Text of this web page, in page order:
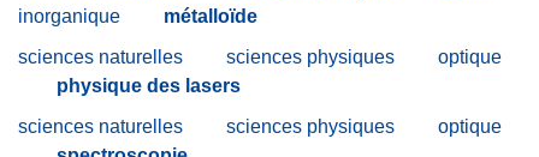
inorganique
métalloïde
sciences naturelles
sciences physiques
optique
physique des lasers
sciences naturelles
sciences physiques
optique